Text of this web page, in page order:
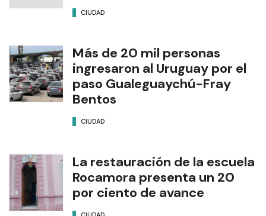
CIUDAD
Más de 20 mil personas
ingresaron al Uruguay por el
paso Gualeguaychú-Fray
Bentos
CIUDAD
La restauración de la escuela
Rocamora presenta un 20
por ciento de avance